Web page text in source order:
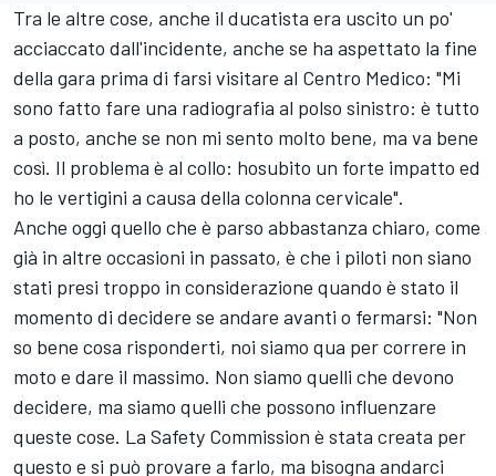
Tra le altre cose, anche il ducatista era uscito un po'
acciaccato dall'incidente, anche se ha aspettato la fine
della gara prima di farsi visitare al Centro Medico: "Mi
sono fatto fare una radiografia al polso sinistro: è tutto
a posto, anche se non mi sento molto bene, ma va bene
così. Il problema è al collo: hosubito un forte impatto ed
ho le vertigini a causa della colonna cervicale".
Anche oggi quello che è parso abbastanza chiaro, come
già in altre occasioni in passato, è che i piloti non siano
stati presi troppo in considerazione quando è stato il
momento di decidere se andare avanti o fermarsi: "Non
so bene cosa risponderti, noi siamo qua per correre in
moto e dare il massimo. Non siamo quelli che devono
decidere, ma siamo quelli che possono influenzare
queste cose. La Safety Commission è stata creata per
questo e si può provare a farlo, ma bisogna andarci